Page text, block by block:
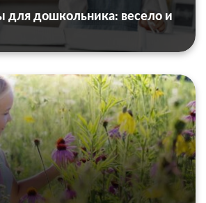
для дошкольника: весело и